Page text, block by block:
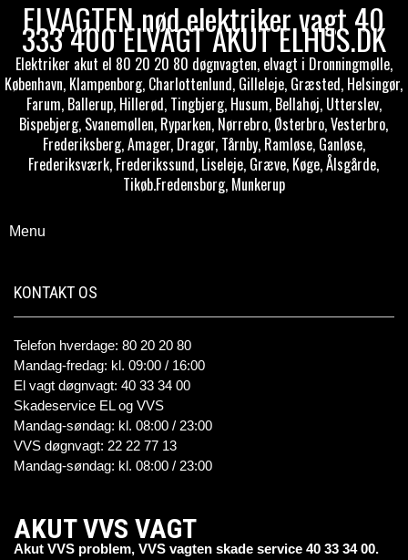
ELVAGTEN nød elektriker vagt 40
333 400 ELVAGT AKUT ELHUS.DK
Elektriker akut el 80 20 20 80 døgnvagten, elvagt i Dronningmølle,
København, Klampenborg, Charlottenlund, Gilleleje, Græsted, Helsingør,
Farum, Ballerup, Hillerød, Tingbjerg, Husum, Bellahøj, Utterslev,
Bispebjerg, Svanemøllen, Ryparken, Nørrebro, Østerbro, Vesterbro,
Frederiksberg, Amager, Dragør, Tårnby, Ramløse, Ganløse,
Frederiksværk, Frederikssund, Liseleje, Græve, Køge, Ålsgårde,
Tikøb.Fredensborg, Munkerup
Menu
KONTAKT OS
Telefon hverdage: 80 20 20 80
Mandag-fredag: kl. 09:00 / 16:00
El vagt døgnvagt: 40 33 34 00
Skadeservice EL og VVS
Mandag-søndag: kl. 08:00 / 23:00
VVS døgnvagt: 22 22 77 13
Mandag-søndag: kl. 08:00 / 23:00
AKUT VVS VAGT
Akut VVS problem, VVS vagten skade service 40 33 34 00.